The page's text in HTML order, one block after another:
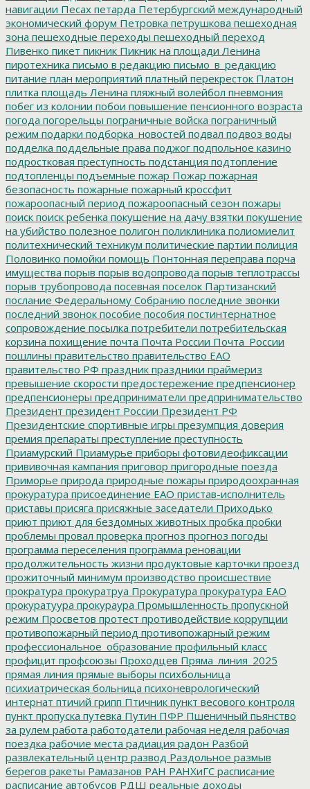
навигации Песах петарда Петербургский международный
экономический форум Петровка петрушкова пешеходная
зона пешеходные переходы пешеходный переход
Пивенко пикет пикник Пикник на площади Ленина
пиротехника письмо в редакцию письмо_в_редакцию
питание план мероприятий платный перекресток Платон
плитка площадь Ленина пляжный волейбол пневмония
побег из колонии побои повышение пенсионного возраста
погода погорельцы пограничные войска пограничный
режим подарки подборка_новостей подвал подвоз воды
подделка поддельные права поджог подпольное казино
подростковая преступность подстанция подтопление
подтопленцы подъемные пожар Пожар пожарная
безопасность пожарные пожарный кроссфит
пожароопасный период пожароопасный сезон пожары
поиск поиск ребенка покушение на дачу взятки покушение
на убийство полезное полигон поликлиника полиомиелит
политехнический техникум политические партии полиция
Половинко помойки помощь Понтонная переправа порча
имущества порыв порыв водопровода порыв теплотрассы
порыв трубопровода посевная поселок Партизанский
послание Федеральному Собранию последние звонки
последний звонок пособие пособия постинтернатное
сопровождение посылка потребители потребительская
корзина похищение почта Почта России Почта_России
пошлины правительство правительство ЕАО
правительство РФ праздник праздники праймериз
превышение скорости предостережение предпенсионер
предпенсионеры предприниматели предпринимательство
Президент президент России Президент РФ
Президентские спортивные игры презумпция доверия
премия препараты преступление преступность
Приамурский Приамурье приборы фотовидеофиксации
прививочная кампания приговор пригородные поезда
Приморье природа природные пожары природоохранная
прокуратура присоединение ЕАО пристав-исполнитель
приставы присяга присяжные заседатели Приходько
приют приют для бездомных животных пробка пробки
проблемы провал проверка прогноз прогноз погоды
программа переселения программа реновации
продолжительность жизни продуктовые карточки проезд
прожиточный минимум производство происшествие
прократура прокуратруа Прокуратура прокуратура ЕАО
прокуратуура прокураура Промышленность пропускной
режим Просветов протест противодействие коррупции
противопожарный период противопожарный режим
профессиональное_образование профильный класс
профицит профсоюзы Проходцев Пряма_линия_2025
прямая линия прямые выборы психбольница
психиатрическая больница психоневрологический
интернат птичий грипп Птичник пункт весового контроля
пункт пропуска путевка Путин ПФР Пшеничный пьянство
за рулем работа работодатели рабочая неделя рабочая
поездка рабочие места радиация радон Разбой
развлекательный центр развод Раздольное размыв
берегов ракеты Рамазанов РАН РАНХиГС расписание
расписание автобусов РДШ реальные доходы